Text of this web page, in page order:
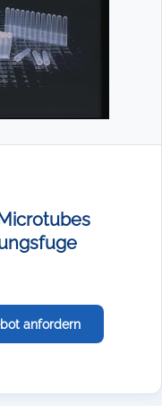
anfordern